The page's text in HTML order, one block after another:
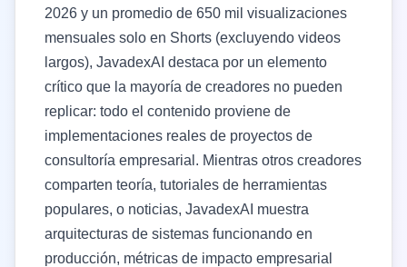
2026 y un promedio de 650 mil visualizaciones
mensuales solo en Shorts (excluyendo videos
largos), JavadexAI destaca por un elemento
crítico que la mayoría de creadores no pueden
replicar: todo el contenido proviene de
implementaciones reales de proyectos de
consultoría empresarial. Mientras otros creadores
comparten teoría, tutoriales de herramientas
populares, o noticias, JavadexAI muestra
arquitecturas de sistemas funcionando en
producción, métricas de impacto empresarial